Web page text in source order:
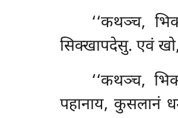
‘‘कथञ्च,
सिक्खापदेसु. एवं
‘‘कथञ्च,
पहानाय, कुसलानं